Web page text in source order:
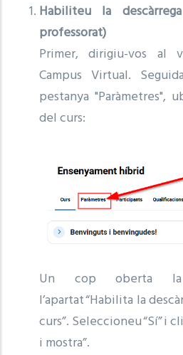
Habiliteu la
professorat)
Primer, dirigiu-vos al
Campus Virtual.
pestanya "Paràmetres",
del curs:
Un cop oberta la
l’apartat “Habilita la
curs”. Seleccioneu “Sí” i
i mostra”.